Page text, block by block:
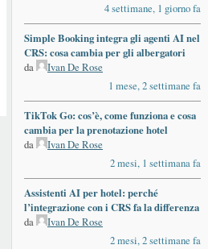
4 settimane, 1 giorno fa
Simple Booking integra gli agenti AI nel
CRS: cosa cambia per gli albergatori
da
Ivan De Rose
1 mese, 2 settimane fa
TikTok Go: cos’è, come funziona e cosa
cambia per la prenotazione hotel
da
Ivan De Rose
2 mesi, 1 settimana fa
Assistenti AI per hotel: perché
l’integrazione con i CRS fa la differenza
da
Ivan De Rose
2 mesi, 2 settimane fa